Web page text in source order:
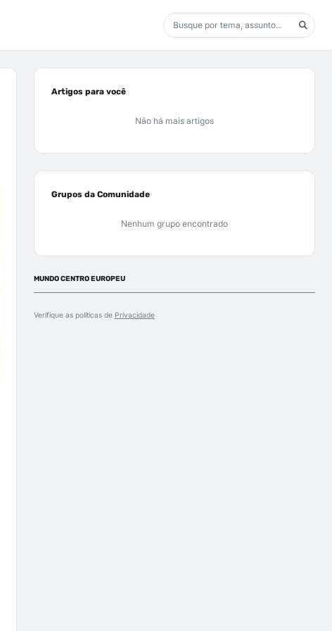
Artigos para você
Não há mais artigos
Grupos da Comunidade
Nenhum grupo encontrado
MUNDO CENTRO EUROPEU
Verifique as políticas de Privacidade